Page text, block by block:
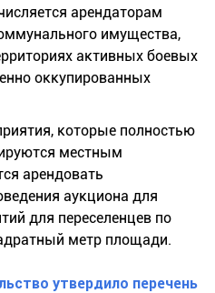
арендаторам
имущества,
активных боевых
оккупированных
которые полностью
местным
арендовать
аукциона для
для переселенцев по
метр площади.
утвердило перечень